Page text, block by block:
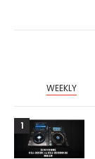
WEEKLY
1